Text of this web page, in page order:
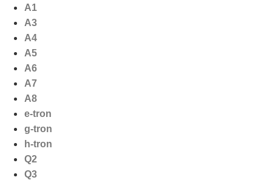
naar
inhoud
A1
A3
A4
A5
A6
A7
A8
e-tron
g-tron
h-tron
Q2
Q3